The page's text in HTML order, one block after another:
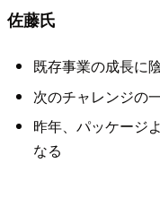
佐藤氏
既存事業の成長に
次のチャレンジの
昨年、パッケージ
なる